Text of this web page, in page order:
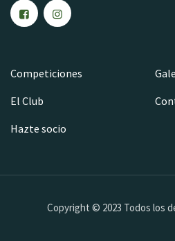
Competiciones
El Club
Hazte socio
Copyright © 2023 Todos los